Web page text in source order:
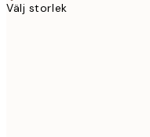
Välj storlek